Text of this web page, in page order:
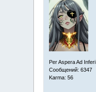
Per Aspera Ad Inferi
Сообщений: 6347
Karma: 56